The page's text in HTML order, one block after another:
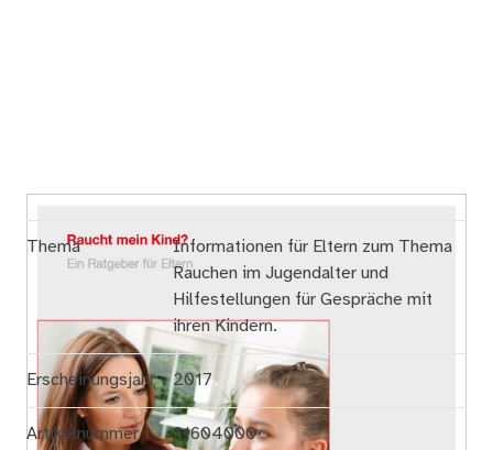
Thema
Informationen für Eltern zum Thema
Rauchen im Jugendalter und
Hilfestellungen für Gespräche mit
ihren Kindern.
Erscheinungsjahr 2017
Artikelnummer 31604000